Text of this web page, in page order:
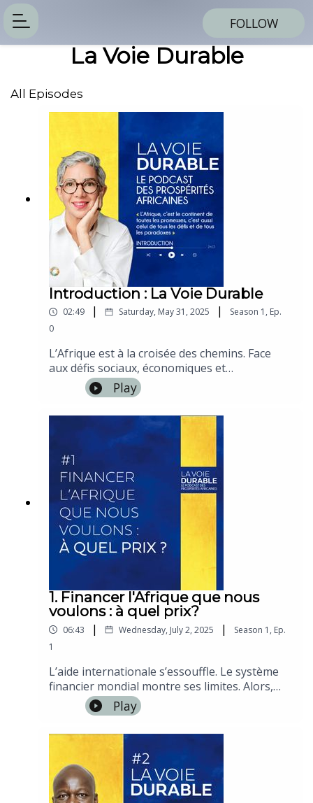
FOLLOW
La Voie Durable
All Episodes
Introduction : La Voie Durable
02:49 | Saturday, May 31, 2025 | Season 1, Ep.
0
L’Afrique est à la croisée des chemins. Face
aux défis sociaux, économiques et
environnementaux, des initiatives portées par
des acteurs engagés émergent pour bâtir un
développement plus durable. Entrepreneurs
visionnaires, chercheurs passionnés, militants
ou citoyens investis : ce podcast met en
lumière les solutions concrètes, les idées
audacieuses et les actions collectives qui
transforment le continent grâce à leur
engagement.
Play
1. Financer l'Afrique que nous
voulons : à quel prix?
06:43 | Wednesday, July 2, 2025 | Season 1 , Ep.
1
L’aide internationale s’essouffle. Le système
financier mondial montre ses limites. Alors,
comment financer durablement les ambitions
du continent ?Dans cet épisode, je vous
propose un état des lieux lucide, inspiré par
l’Ibrahim Governance Weekend 2025, pour
comprendre les enjeux, les leviers, et les choix
qui s’offrent au Continent. Bonne écoute!
Play